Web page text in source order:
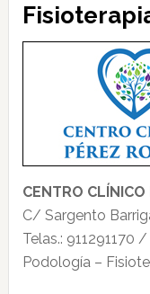
CENTRO CLÍNICO
C/ Sargento
Telas.: 911291170
Podología –